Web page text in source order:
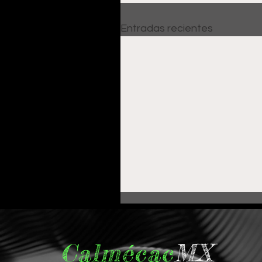
Entradas recientes
CalmécacMX